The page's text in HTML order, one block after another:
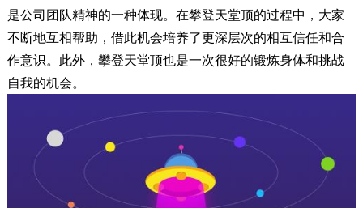
是公司团队精神的一种体现。在攀登天堂顶的过程中，大家
不断地互相帮助，借此机会培养了更深层次的相互信任和合
作意识。此外，攀登天堂顶也是一次很好的锻炼身体和挑战
自我的机会。